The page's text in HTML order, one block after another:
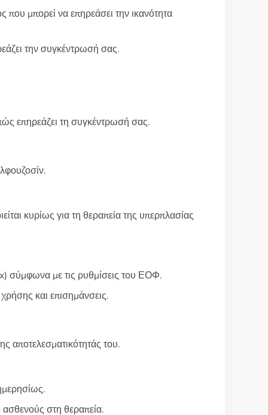
μπορεί να επηρεάσει την ικανότητα
την συγκέντρωσή σας.
επηρεάζει τη συγκέντρωσή σας.
κυρίως για τη θεραπεία της υπερπλασίας
σύμφωνα με τις ρυθμίσεις του ΕΟΦ.
χρήσης και επισημάνσεις.
αποτελεσματικότητάς του.
στη θεραπεία.